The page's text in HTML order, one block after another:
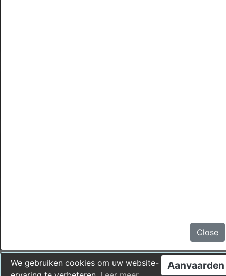
Close
Aanvaarden
We gebruiken cookies om uw website-